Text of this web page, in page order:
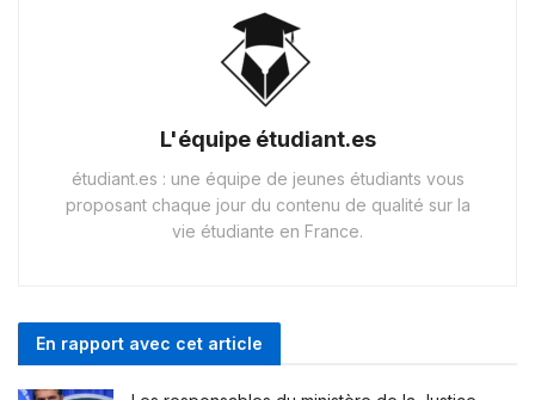
L'équipe étudiant.es
étudiant.es : une équipe de jeunes étudiants vous
proposant chaque jour du contenu de qualité sur la
vie étudiante en France.
En rapport avec cet article